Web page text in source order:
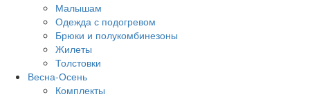
Малышам
Одежда с подогревом
Брюки и полукомбинезоны
Жилеты
Толстовки
Весна-Осень
Комплекты